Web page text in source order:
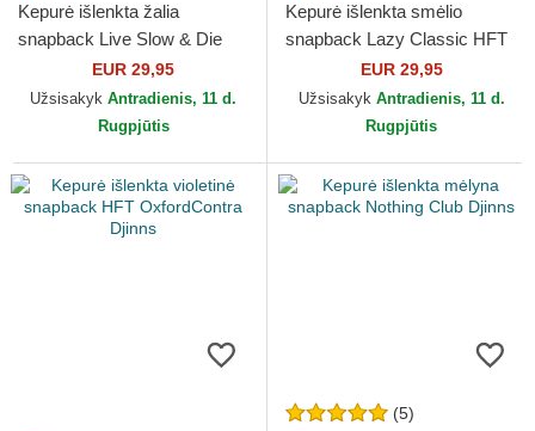
Kepurė išlenkta žalia
snapback Live Slow & Die
Old HFT LSDO Djinns
EUR 29,95
Užsisakyk Antradienis, 11 d.
Rugpjūtis
Kepurė išlenkta smėlio
snapback Lazy Classic HFT
EUR 29,95
Užsisakyk Antradienis, 11 d.
Rugpjūtis
(5)